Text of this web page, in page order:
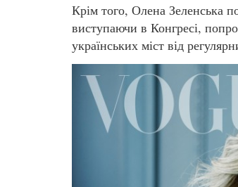
Крім того, Олена Зеленська
виступаючи в Конгресі,
українських міст від